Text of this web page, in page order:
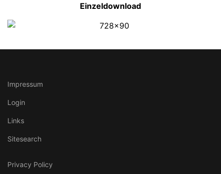
Einzeldownload
Impressum
Login
Links
Sitesearch
Privacy Policy